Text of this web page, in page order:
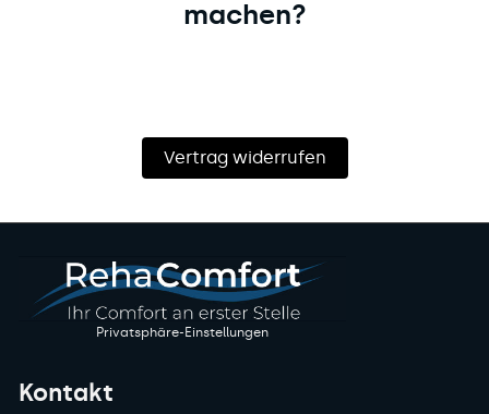
machen?
Vertrag widerrufen
Privatsphäre-Einstellungen
Kontakt